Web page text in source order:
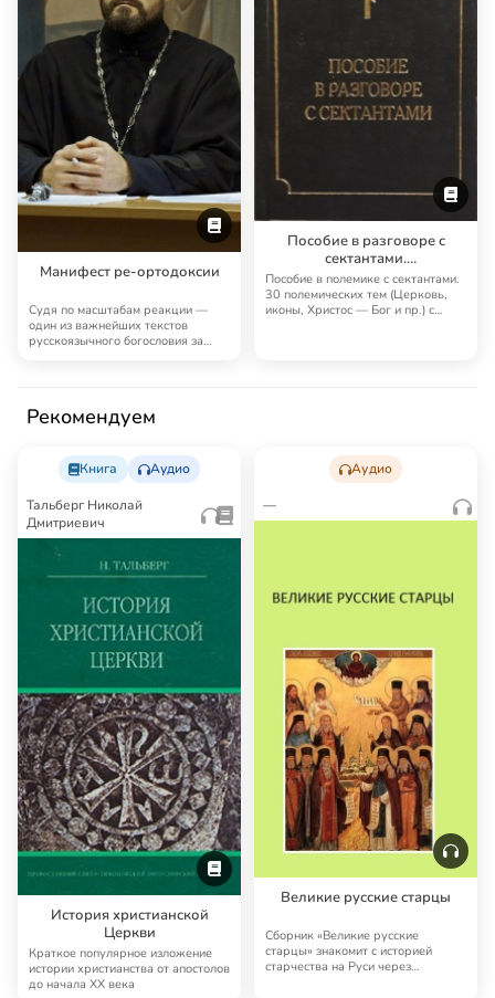
Манифест ре-ортодоксии
Судя по масштабам реакции —
один из важнейших текстов
русскоязычного богословия за
Пособие в разговоре с
сектантами.
Противосектантский
блокнот
Пособие в полемике с сектантами.
30 полемических тем (Церковь,
иконы, Христос — Бог и пр.) с
Рекомендуем
Книга Аудио
Тальберг Николай
Дмитриевич
История христианской
Церкви
Краткое популярное изложение
истории христианства от апостолов
до начала XX века
Аудио
—
Великие русские старцы
Сборник «Великие русские
старцы» знакомит с историей
старчества на Руси через